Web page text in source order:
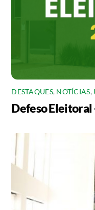
DESTAQUES, NOTÍCIAS,
Defeso Eleitoral